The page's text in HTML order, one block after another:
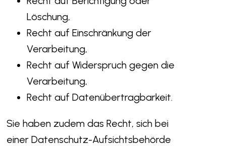
Löschung,
Recht auf Einschränkung der
Verarbeitung,
Recht auf Widerspruch gegen die
Verarbeitung,
Recht auf Datenübertragbarkeit.
Sie haben zudem das Recht, sich bei
einer Datenschutz-Aufsichtsbehörde